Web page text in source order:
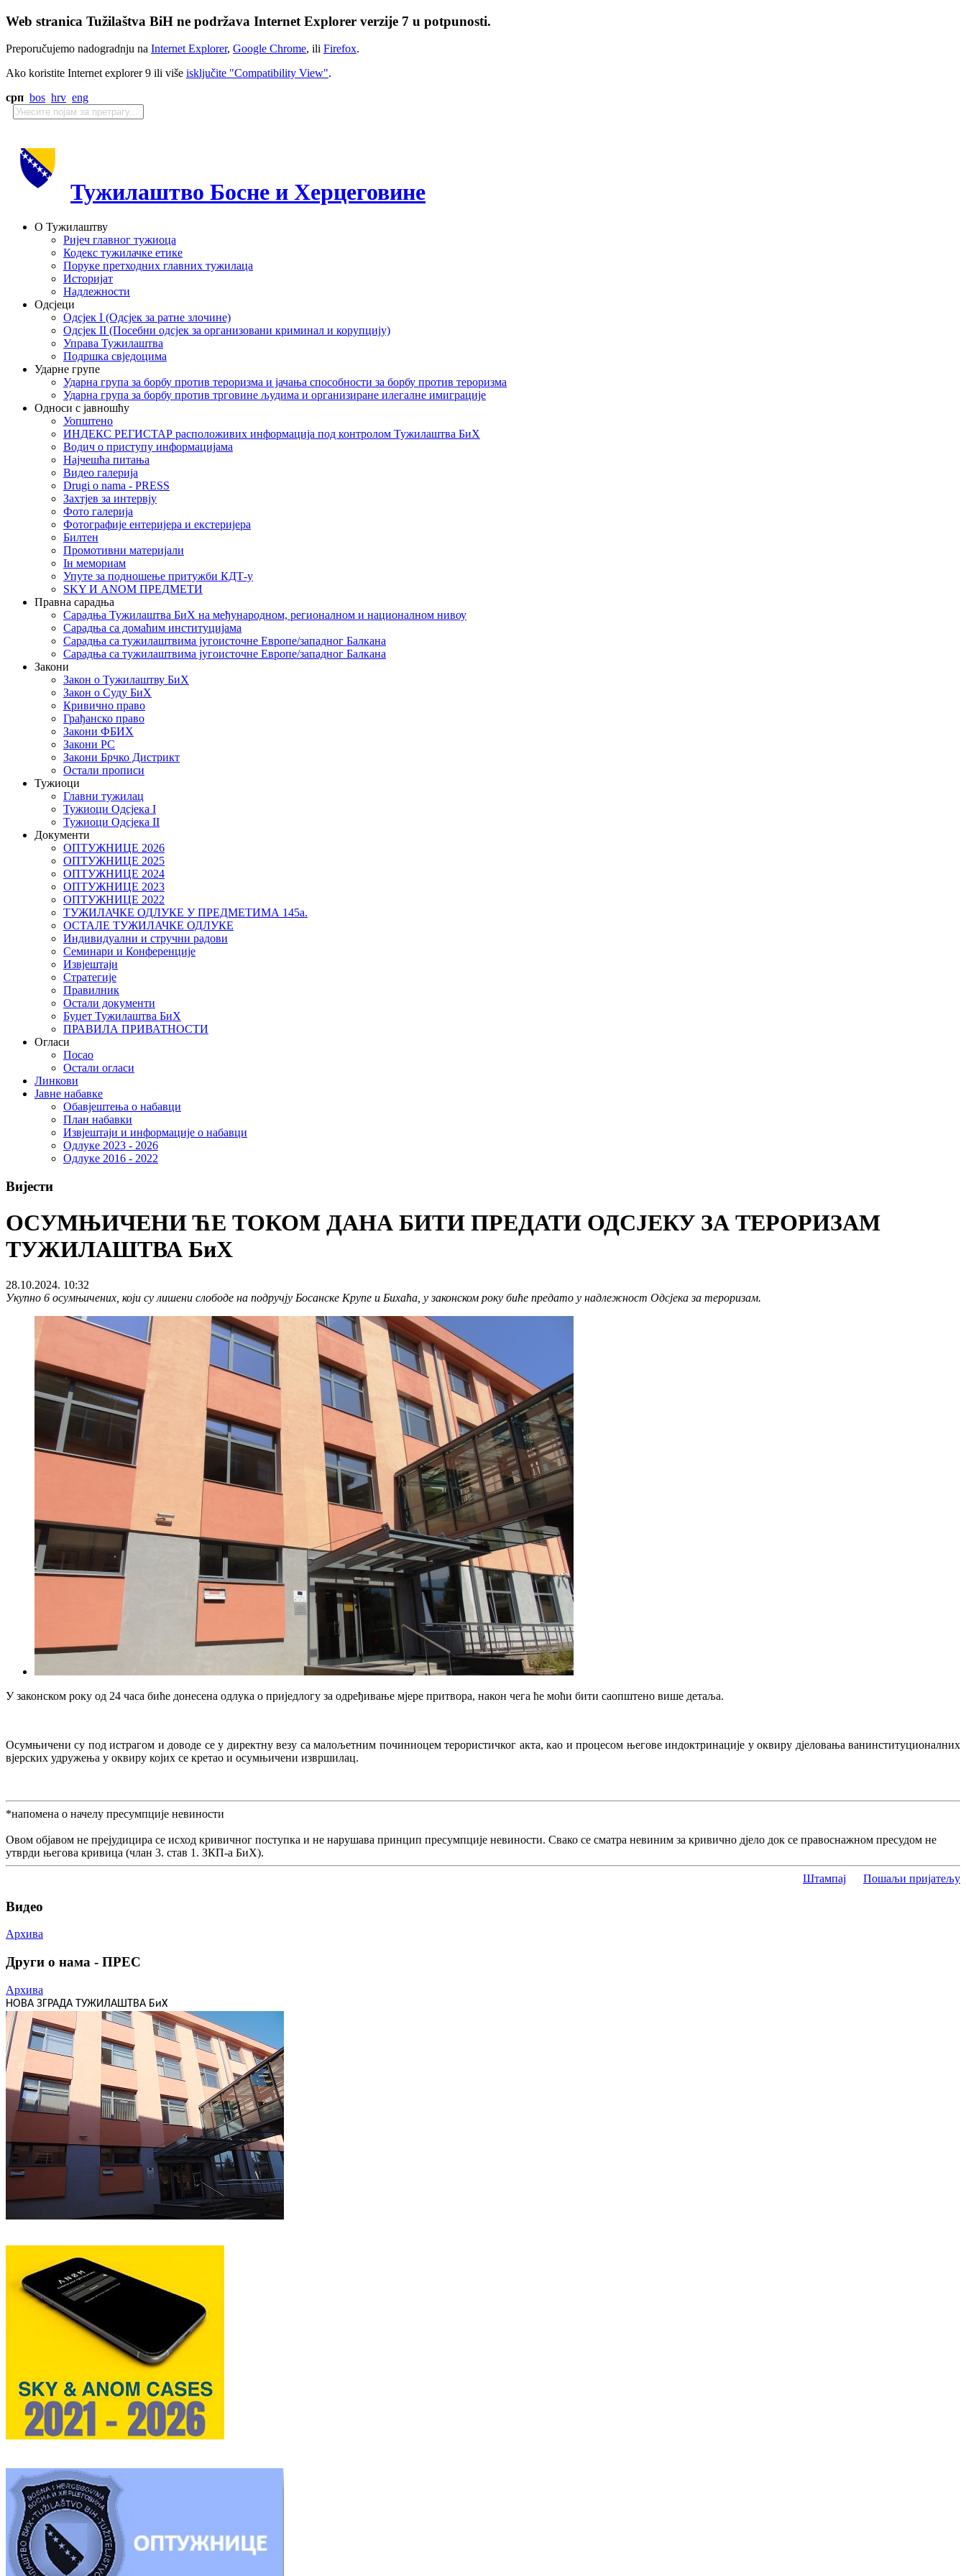
Web stranica Tužilaštva BiH ne podržava Internet Explorer verzije 7 u potpunosti.
Preporučujemo nadogradnju na Internet Explorer, Google Chrome, ili Firefox.
Ako koristite Internet explorer 9 ili više isključite "Compatibility View".
срп bos hrv eng
Тужилаштво Босне и Херцеговине
О Тужилаштву
Ријеч главног тужиоца
Кодекс тужилачке етике
Поруке претходних главних тужилаца
Историјат
Надлежности
Одсјеци
Одсјек I (Одсјек за ратне злочине)
Одсјек II (Посебни одсјек за организовани криминал и корупцију)
Управа Тужилаштва
Подршка свједоцима
Ударне групе
Ударна група за борбу против тероризма и јачања способности за борбу против тероризма
Ударна група за борбу против трговине људима и организиране илегалне имиграције
Односи с јавношћу
Уопштено
ИНДЕКС РЕГИСТАР расположивих информација под контролом Тужилаштва БиХ
Водич о приступу информацијама
Најчешћа питања
Видео галерија
Drugi o nama - PRESS
Захтјев за интервју
Фото галерија
Фотографије ентеријера и екстеријера
Билтен
Промотивни материјали
Iн мемориам
Упуте за подношење притужби КДТ-у
SKY И ANOM ПРЕДМЕТИ
Правна сарадња
Сарадња Тужилаштва БиХ на међународном, регионалном и националном нивоу
Сарадња са домаћим институцијама
Сарадња са тужилаштвима југоисточне Европе/западног Балкана
Сарадња са тужилаштвима југоисточне Европе/западног Балкана
Закони
Закон о Тужилаштву БиХ
Закон о Суду БиХ
Кривично право
Грађанско право
Закони ФБИХ
Закони РС
Закони Брчко Дистрикт
Остали прописи
Тужиоци
Главни тужилац
Тужиоци Oдсјекa I
Тужиоци Oдсјекa II
Документи
ОПТУЖНИЦЕ 2026
ОПТУЖНИЦЕ 2025
ОПТУЖНИЦЕ 2024
ОПТУЖНИЦЕ 2023
ОПТУЖНИЦЕ 2022
ТУЖИЛАЧКЕ ОДЛУКЕ У ПРЕДМЕТИМА 145а.
ОСТАЛЕ ТУЖИЛАЧКЕ ОДЛУКЕ
Индивидуални и стручни радови
Семинари и Конференције
Извјештаји
Стратегије
Правилник
Остали документи
Буџет Тужилаштва БиХ
ПРАВИЛА ПРИВАТНОСТИ
Огласи
Посао
Остали огласи
Линкови
Јавне набавке
Обавјештења о набавци
План набавки
Извјештаји и информације о набавци
Одлуке 2023 - 2026
Одлуке 2016 - 2022
Вијести
ОСУМЊИЧЕНИ ЋЕ ТОКОМ ДАНА БИТИ ПРЕДАТИ ОДСЈЕКУ ЗА ТЕРОРИЗАМ
ТУЖИЛАШТВА БиХ
28.10.2024. 10:32
Укупно 6 осумњичених, који су лишени слободе на подручју Босанске Крупе и Бихаћа, у законском року биће предато у надлежност Одсјека за тероризам.
У законском року од 24 часа биће донесена одлука о приједлогу за одређивање мјере притвора, након чега ће моћи бити саопштено више детаља.
Осумњичени су под истрагом и доводе се у директну везу са малољетним починиоцем терористичког акта, као и процесом његове индоктринације у оквиру дјеловања ванинституционалних
вјерских удружења у оквиру којих се кретао и осумњичени извршилац.
*напомена о начелу пресумпције невиности
Овом објавом не прејудицира се исход кривичног поступка и не нарушава принцип пресумпције невиности. Свако се сматра невиним за кривично дјело док се правоснажном пресудом не
утврди његова кривица (члан 3. став 1. ЗКП-а БиХ).
Штампај Пошаљи пријатељу
Видео
Архива
Други о нама - ПРЕС
Архива
НОВА ЗГРАДА ТУЖИЛАШТВА БиХ